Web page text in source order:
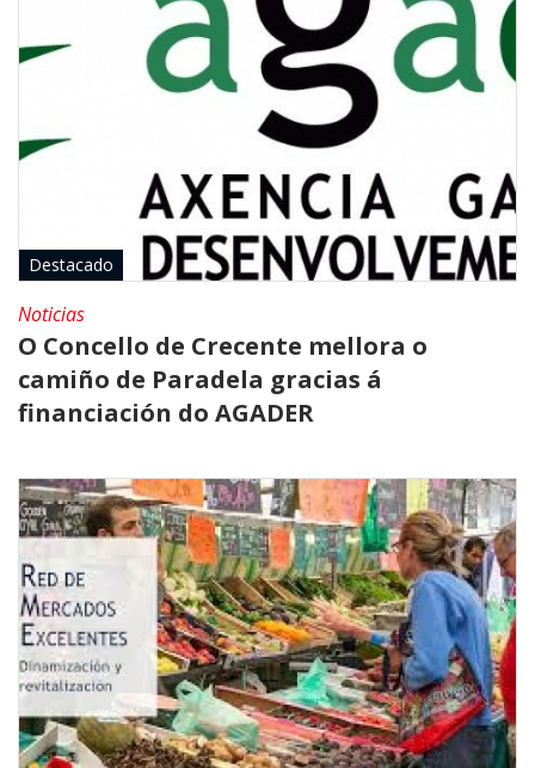
Destacado
Noticias
O Concello de Crecente mellora o
camiño de Paradela gracias á
financiación do AGADER